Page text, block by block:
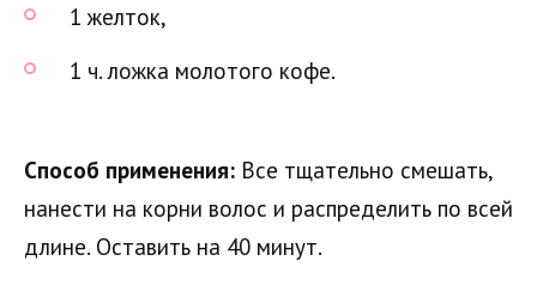
1 желток,
1 ч. ложка молотого кофе.
Способ применения: Все тщательно смешать,
нанести на корни волос и распределить по всей
длине. Оставить на 40 минут.